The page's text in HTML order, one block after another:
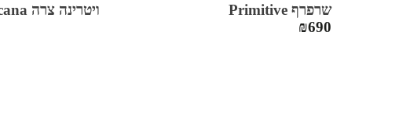
שרפרף Primitive
₪690
ויטרינה צרה Toscana